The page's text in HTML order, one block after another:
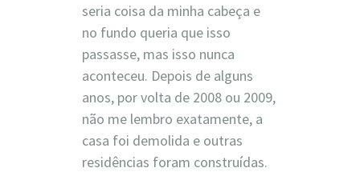
seria coisa da minha cabeça e
no fundo queria que isso
passasse, mas isso nunca
aconteceu. Depois de alguns
anos, por volta de 2008 ou 2009,
não me lembro exatamente, a
casa foi demolida e outras
residências foram construídas.